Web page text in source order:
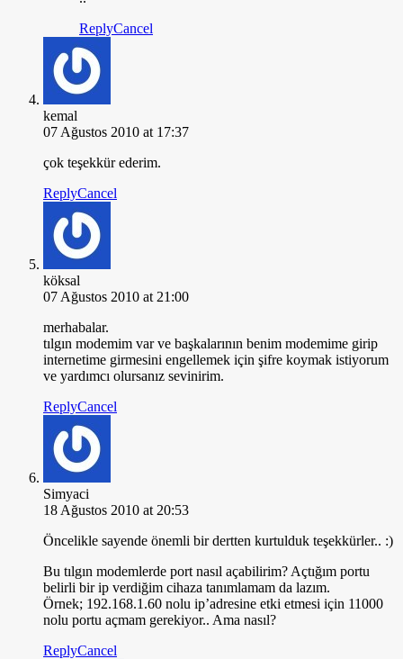
ReplyCancel
kemal
07 Ağustos 2010 at 17:37
çok teşekkür ederim.
ReplyCancel
köksal
07 Ağustos 2010 at 21:00
merhabalar.
tılgın modemim var ve başkalarının benim modemime girip
internetime girmesini engellemek için şifre koymak istiyorum
ve yardımcı olursanız sevinirim.
ReplyCancel
Simyaci
18 Ağustos 2010 at 20:53
Öncelikle sayende önemli bir dertten kurtulduk teşekkürler.. :)
Bu tılgın modemlerde port nasıl açabilirim? Açtığım portu
belirli bir ip verdiğim cihaza tanımlamam da lazım.
Örnek; 192.168.1.60 nolu ip’adresine etki etmesi için 11000
nolu portu açmam gerekiyor.. Ama nasıl?
ReplyCancel